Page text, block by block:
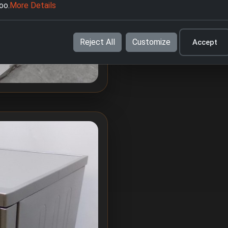
Връщане &
More Details
Reject All Customize Accept